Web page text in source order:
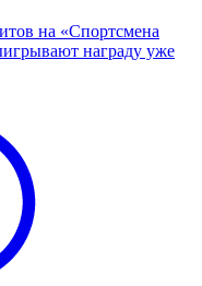
на «Спортсмена
награду уже